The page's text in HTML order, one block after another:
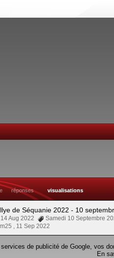
réponses visualisations
de Séquanie 2022 - 10
Aug 2022
Samedi 10 Septembre
, 11 Sep 2022
de publicité de Google, vos
En